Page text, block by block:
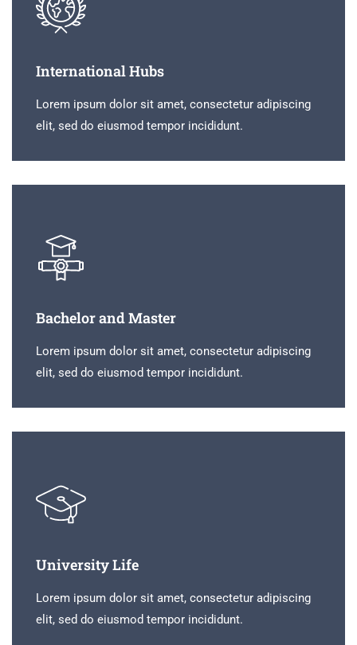
International Hubs
Lorem ipsum dolor sit amet, consectetur adipiscing
elit, sed do eiusmod tempor incididunt.
Bachelor and Master
Lorem ipsum dolor sit amet, consectetur adipiscing
elit, sed do eiusmod tempor incididunt.
University Life
Lorem ipsum dolor sit amet, consectetur adipiscing
elit, sed do eiusmod tempor incididunt.